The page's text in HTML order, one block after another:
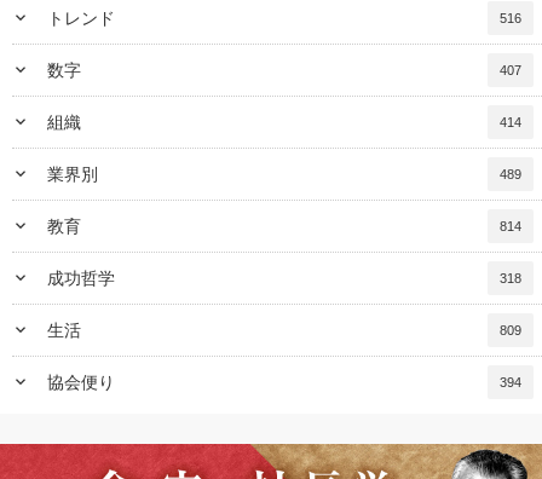
keyboard_arrow_down トレンド 516
keyboard_arrow_down 数字 407
keyboard_arrow_down 組織 414
keyboard_arrow_down 業界別 489
keyboard_arrow_down 教育 814
keyboard_arrow_down 成功哲学 318
keyboard_arrow_down 生活 809
keyboard_arrow_down 協会便り 394